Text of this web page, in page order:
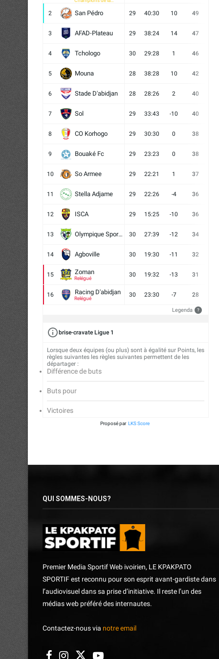
2 San Pédro 29 40:30 10 49
3 AFAD-Plateau 29 38:24 14 47
4 Tchologo 30 29:28 1 46
5 Mouna 28 38:28 10 42
6 Stade D'abidjan 28 28:26 2 40
7 Sol 29 33:43 -10 40
8 CO Korhogo 29 30:30 0 38
9 Bouaké Fc 29 23:23 0 38
10 So Armee 29 22:21 1 37
11 Stella Adjame 29 22:26 -4 36
12 ISCA 29 15:25 -10 36
13 Olympique Sport d'Abobo FC 30 27:39 -12 34
14 Agboville 30 19:30 -11 32
15 Zoman
Relégué
30 19:32 -13 31
16 Racing D'abidjan
Relégué
30 23:30 -7 28
Legenda ?
brise-cravate Ligue 1
Lorsque deux équipes (ou plus) sont à égalité sur Points, les
règles suivantes les règles suivantes permettent de les
départager :
Différence de buts
Buts pour
Victoires
Proposé par LKS Score
QUI SOMMES-NOUS?
Premier Media Sportif Web ivoirien, LE KPAKPATO
SPORTIF est reconnu pour son esprit avant-gardiste dans
l’audiovisuel dans sa prise d’initiative. Il reste l’un des
médias web préféré des internautes.
Contactez-nous via notre email